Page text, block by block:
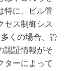
特に、ビル管
セス制御シス
くの場合、管
認証情報がそ
ターによって